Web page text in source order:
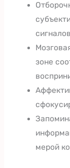
сигналов
зоне
мерой